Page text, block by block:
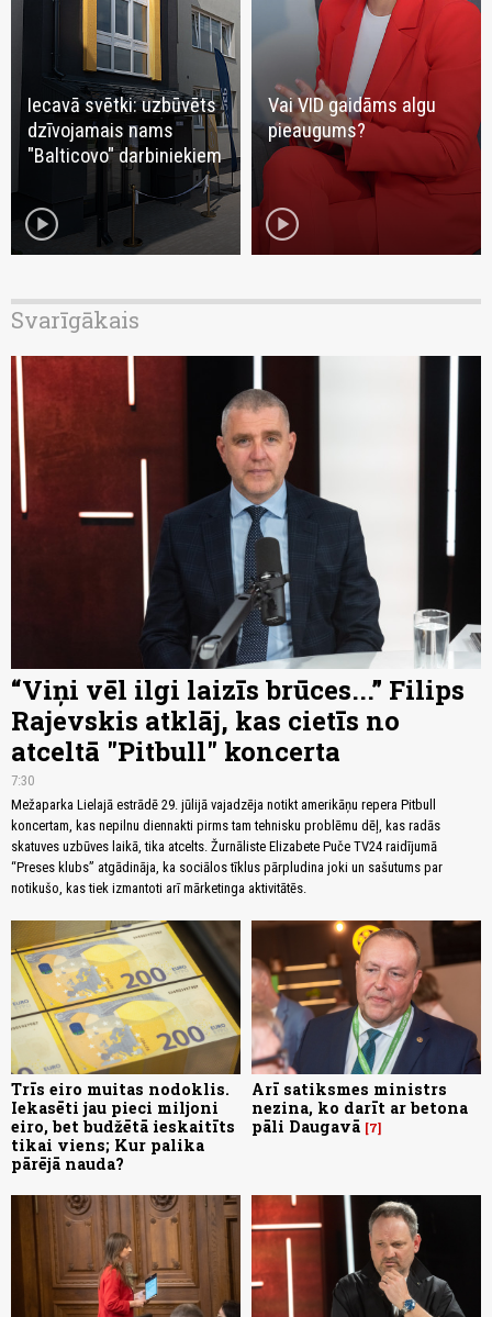
Iecavā svētki: uzbūvēts
dzīvojamais nams
"Balticovo" darbiniekiem
play_circle
Vai VID gaidāms algu
pieaugums?
play_circle
Svarīgākais
“Viņi vēl ilgi laizīs brūces...” Filips
Rajevskis atklāj, kas cietīs no
atceltā "Pitbull" koncerta
7:30
Mežaparka Lielajā estrādē 29. jūlijā vajadzēja notikt amerikāņu repera Pitbull
koncertam, kas nepilnu diennakti pirms tam tehnisku problēmu dēļ, kas radās
skatuves uzbūves laikā, tika atcelts. Žurnāliste Elizabete Puče TV24 raidījumā
“Preses klubs” atgādināja, ka sociālos tīklus pārpludina joki un sašutums par
notikušo, kas tiek izmantoti arī mārketinga aktivitātēs.
Trīs eiro muitas nodoklis.
Iekasēti jau pieci miljoni
eiro, bet budžētā ieskaitīts
tikai viens; Kur palika
pārējā nauda?
Arī satiksmes ministrs
nezina, ko darīt ar betona
pāli Daugavā 7